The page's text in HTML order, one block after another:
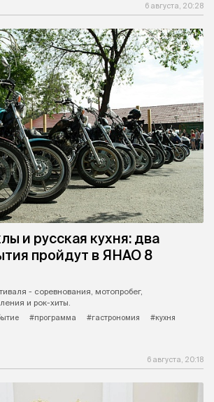
6 августа, 20:28
и русская кухня: два
пройдут в ЯНАО 8
- соревнования, мотопробег,
и рок-хиты.
#программа #гастрономия
#кухня
6 августа, 20:18